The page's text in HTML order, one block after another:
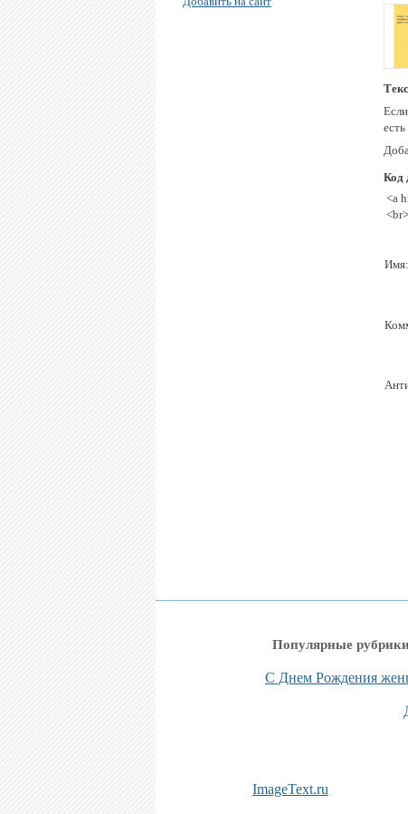
Код
<a
Имя:
Популярные
С Днем Рождения
ImageText.ru